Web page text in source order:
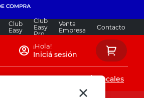
Club
Easy
Club
Easy
Pro
Venta
Empresa
Contacto
¡Hola!
Iniciá sesión
Locales